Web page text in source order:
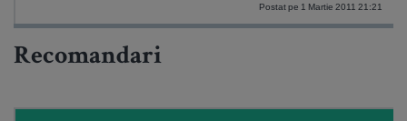
Postat pe 1 Martie 2011 21:21
Recomandari